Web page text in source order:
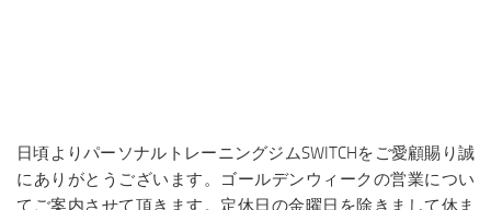
日頃よりパーソナルトレーニングジムSWITCHをご愛顧賜り誠
にありがとうございます。ゴールデンウィークの営業につい
てご案内させて頂きます。定休日の金曜日を除きまして休ま